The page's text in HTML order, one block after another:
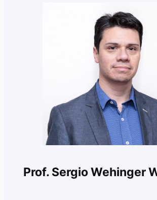
Prof. Sergio Wehinger